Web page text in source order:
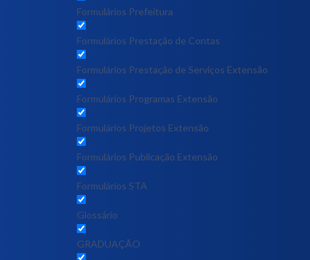
Formulários Prefeitura
Formulários Prestação de Contas
Formulários Prestação de Serviços Extensão
Formulários Programas Extensão
Formulários Projetos Extensão
Formulários Publicação Extensão
Formulários STA
Glossário
GRADUAÇÃO